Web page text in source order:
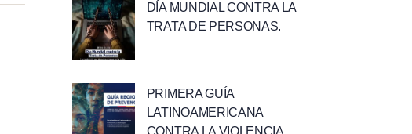
DÍA MUNDIAL CONTRA LA
TRATA DE PERSONAS.
PRIMERA GUÍA
LATINOAMERICANA
CONTRA LA VIOLENCIA